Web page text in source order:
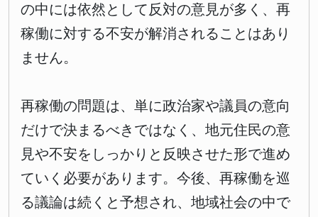
の中には依然として反対の意見が多く、再
稼働に対する不安が解消されることはあり
ません。
再稼働の問題は、単に政治家や議員の意向
だけで決まるべきではなく、地元住民の意
見や不安をしっかりと反映させた形で進め
ていく必要があります。今後、再稼働を巡
る議論は続くと予想され、地域社会の中で